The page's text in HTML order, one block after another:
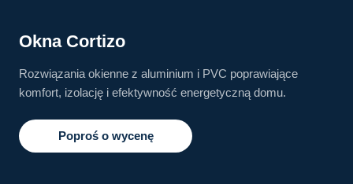
Okna Cortizo
Rozwiązania okienne z aluminium i PVC poprawiające
komfort, izolację i efektywność energetyczną domu.
Poproś o wycenę